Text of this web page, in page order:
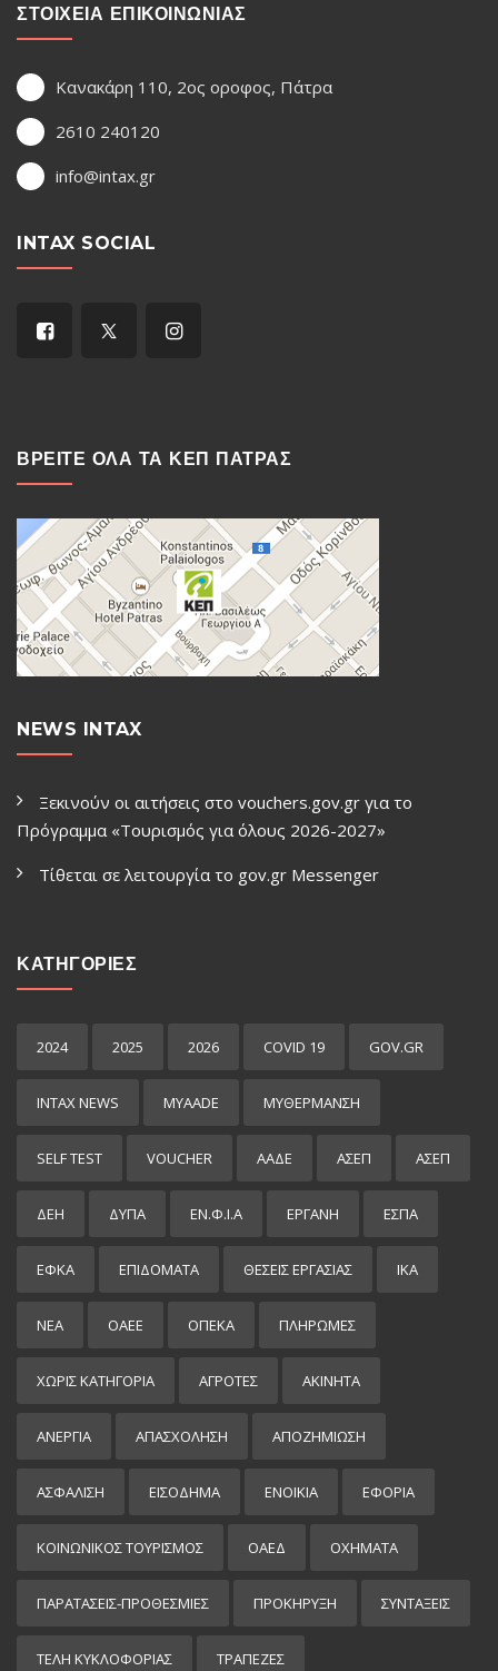
ΣΤΟΙΧΕΙΑ ΕΠΙΚΟΙΝΩΝΙΑΣ
Κανακάρη 110, 2ος οροφος, Πάτρα
2610 240120
info@intax.gr
INTAX SOCIAL
ΒΡΕΙΤΕ ΟΛΑ ΤΑ ΚΕΠ ΠΑΤΡΑΣ
NEWS INTAX
Ξεκινούν οι αιτήσεις στο vouchers.gov.gr για το
Πρόγραμμα «Τουρισμός για όλους 2026-2027»
Τίθεται σε λειτουργία το gov.gr Μessenger
ΚΑΤΗΓΟΡΙΕΣ
2024 2025 2026 COVID 19 GOV.GR
INTAX NEWS MYAADE MYΘΈΡΜΑΝΣΗ
SELF TEST VOUCHER ΑΑΔΕ ΑΣΕΠ ΑΣΕΠ
ΔΕΗ ΔΥΠΑ ΕΝ.Φ.Ι.Α ΕΡΓΑΝΗ ΕΣΠΑ
ΕΦΚΑ ΕΠΙΔΌΜΑΤΑ ΘΕΣΕΙΣ ΕΡΓΑΣΙΑΣ ΙΚΑ
ΝΕΑ ΟΑΕΕ ΟΠΕΚΑ ΠΛΗΡΩΜΕΣ
ΧΩΡΊΣ ΚΑΤΗΓΟΡΊΑ ΑΓΡΟΤΕΣ ΑΚΙΝΗΤΑ
ΑΝΕΡΓΙΑ ΑΠΑΣΧΟΛΗΣΗ ΑΠΟΖΗΜΙΩΣΗ
ΑΣΦΑΛΙΣΗ ΕΙΣΌΔΗΜΑ ΕΝΟΙΚΙΑ ΕΦΟΡΙΑ
ΚΟΙΝΩΝΙΚΟΣ ΤΟΥΡΙΣΜΟΣ ΟΑΕΔ ΟΧΗΜΑΤΑ
ΠΑΡΑΤΑΣΕΙΣ-ΠΡΟΘΕΣΜΙΕΣ ΠΡΟΚΉΡΥΞΗ ΣΥΝΤΑΞΕΙΣ
ΤΕΛΗ ΚΥΚΛΟΦΟΡΙΑΣ ΤΡΑΠΕΖΕΣ